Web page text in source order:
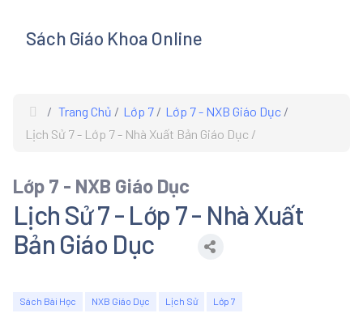
Sách Giáo Khoa Online
Trang Chủ Lớp 7
Lớp 7 - NXB Giáo Dục
Lịch Sử 7 - Lớp 7 - Nhà Xuất Bản Giáo Dục
Lớp 7 - NXB Giáo Dục
Lịch Sử 7 - Lớp 7 - Nhà Xuất
Bản Giáo Dục
Sách Bài Học NXB Giáo Dục Lịch Sử Lớp 7